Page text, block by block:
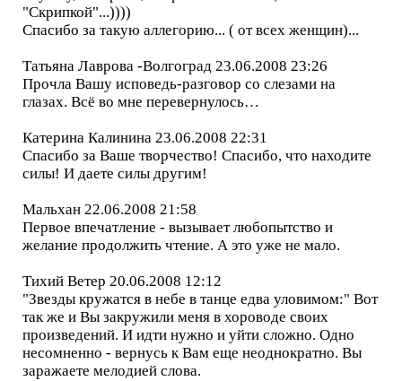
"Скрипкой"...))))
Спасибо за такую аллегорию... ( от всех женщин)...
Татьяна Лаврова -Волгоград 23.06.2008 23:26
Прочла Вашу исповедь-разговор со слезами на
глазах. Всё во мне перевернулось…
Катерина Калинина 23.06.2008 22:31
Спасибо за Ваше творчество! Спасибо, что находите
силы! И даете силы другим!
Мальхан 22.06.2008 21:58
Первое впечатление - вызывает любопытство и
желание продолжить чтение. А это уже не мало.
Тихий Ветер 20.06.2008 12:12
"Звезды кружатся в небе в танце едва уловимом:" Вот
так же и Вы закружили меня в хороводе своих
произведений. И идти нужно и уйти сложно. Одно
несомненно - вернусь к Вам еще неоднократно. Вы
заражаете мелодией слова.